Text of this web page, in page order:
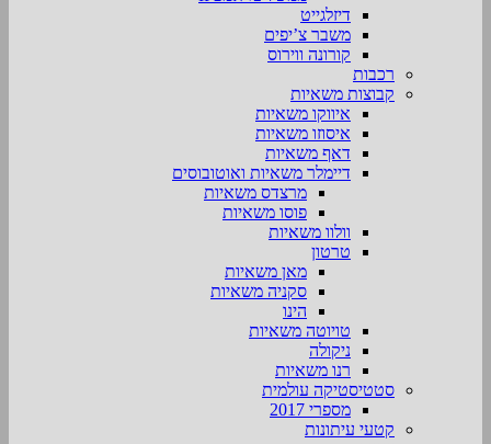
דיזלגייט
משבר צ’יפים
קורונה ווירוס
רכבות
קבוצות משאיות
איווקו משאיות
איסוזו משאיות
דאף משאיות
דיימלר משאיות ואוטובוסים
מרצדס משאיות
פוסו משאיות
וולוו משאיות
טרטון
מאן משאיות
סקניה משאיות
הינו
טויוטה משאיות
ניקולה
רנו משאיות
סטטיסטיקה עולמית
מספרי 2017
קטעי עיתונות